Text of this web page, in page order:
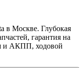
в Москве. Глубокая
гарантия на
и АКПП, ходовой